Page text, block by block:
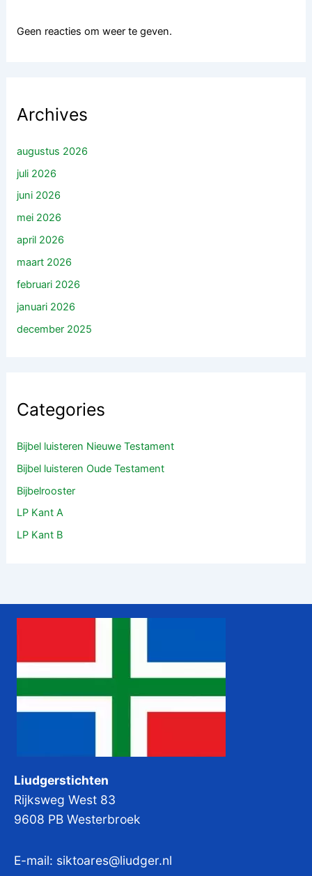
Geen reacties om weer te geven.
Archives
augustus 2026
juli 2026
juni 2026
mei 2026
april 2026
maart 2026
februari 2026
januari 2026
december 2025
Categories
Bijbel luisteren Nieuwe Testament
Bijbel luisteren Oude Testament
Bijbelrooster
LP Kant A
LP Kant B
Liudgerstichten
Rijksweg West 83
9608 PB Westerbroek
E-mail: siktoares@liudger.nl